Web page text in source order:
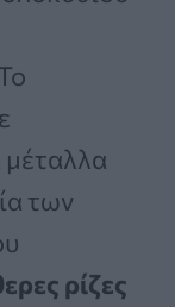
μέταλλα
των
ρίζες